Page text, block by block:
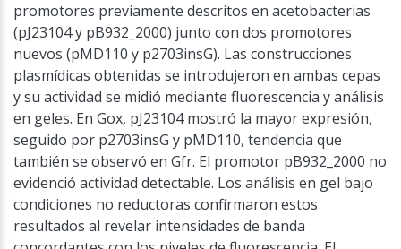
promotores previamente descritos en acetobacterias
(pJ23104 y pB932_2000) junto con dos promotores
nuevos (pMD110 y p2703insG). Las construcciones
plasmídicas obtenidas se introdujeron en ambas cepas
y su actividad se midió mediante fluorescencia y análisis
en geles. En Gox, pJ23104 mostró la mayor expresión,
seguido por p2703insG y pMD110, tendencia que
también se observó en Gfr. El promotor pB932_2000 no
evidenció actividad detectable. Los análisis en gel bajo
condiciones no reductoras confirmaron estos
resultados al revelar intensidades de banda